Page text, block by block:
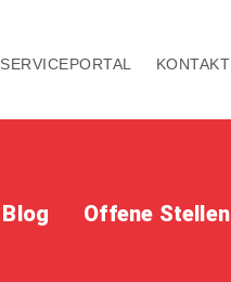
SERVICEPORTAL KONTAKT
Blog Offene Stellen